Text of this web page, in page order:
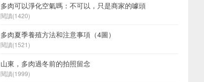
多肉可以淨化空氣嗎：不可以，只是商家的噱頭
閱讀(1420)
多肉夏季養殖方法和注意事項（4圖）
閱讀(1521)
山東，多肉過冬前的拍照留念
閱讀(1999)